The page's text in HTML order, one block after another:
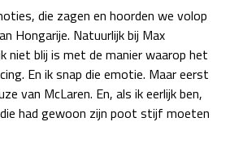
za 22:00 - 23:00
zo 21:00 - 23:00
za 05:00 - 06:00
zo 05:00 - 07:00
04 - 06 dec
za 15:00 - 16:00
die zagen en hoorden we volop
Hongarije. Natuurlijk bij Max
niet blij is met de manier waarop het
En ik snap die emotie. Maar eerst
van McLaren. En, als ik eerlijk ben,
had gewoon zijn poot stijf moeten